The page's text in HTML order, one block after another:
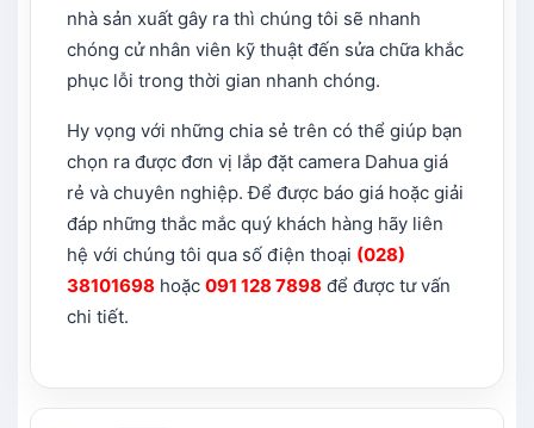
nhà sản xuất gây ra thì chúng tôi sẽ nhanh
chóng cử nhân viên kỹ thuật đến sửa chữa khắc
phục lỗi trong thời gian nhanh chóng.
Hy vọng với những chia sẻ trên có thể giúp bạn
chọn ra được đơn vị lắp đặt camera Dahua giá
rẻ và chuyên nghiệp. Để được báo giá hoặc giải
đáp những thắc mắc quý khách hàng hãy liên
hệ với chúng tôi qua số điện thoại (028)
38101698 hoặc 091 128 7898 để được tư vấn
chi tiết.